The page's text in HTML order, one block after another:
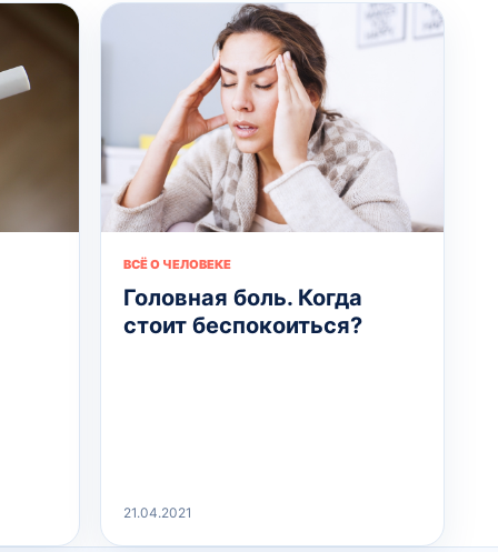
ВСЁ О ЧЕЛОВЕКЕ
Головная боль. Когда
стоит беспокоиться?
21.04.2021